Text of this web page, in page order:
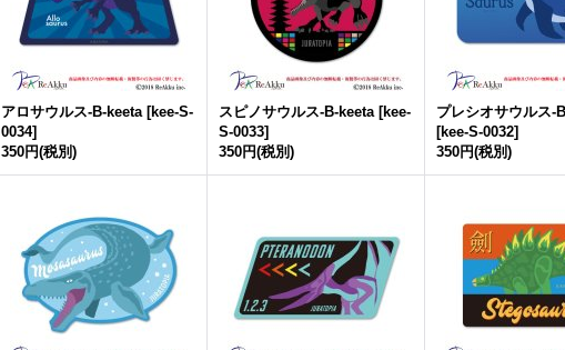
アロサウルス-B-keeta [kee-S-
0034]
350円(税別)
スピノサウルス-B-keeta [kee-
S-0033]
350円(税別)
プレシオサウルス-
[kee-S-0032]
350円(税別)